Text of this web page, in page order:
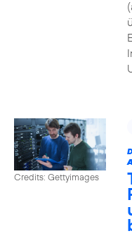
Credits: Gettyimages